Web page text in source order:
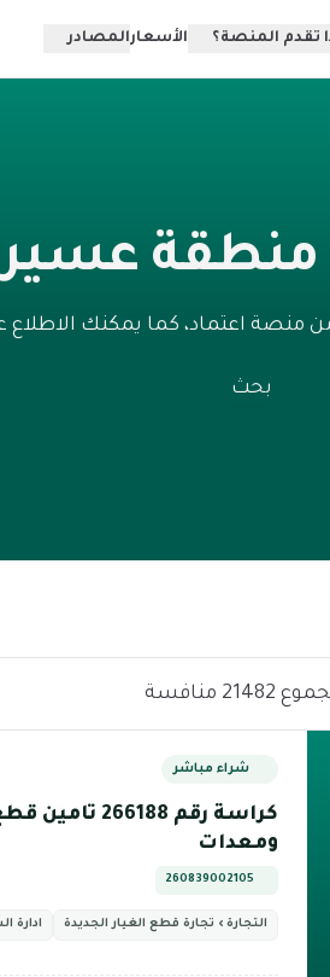
تقدم المنصة؟ الأسعارالمصادر
عسير
اعتماد، كما يمكنك
بحث
شراء مباشر
كراسة رقم
ومعدات
260839002105
التجارة › تجارة قطع الغيار الجديدة ادارة